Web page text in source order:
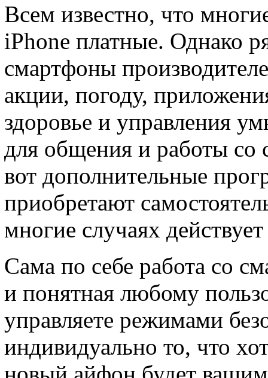
Всем известно, что
iPhone платные. Однако
смартфоны
акции, погоду,
здоровье и управления
для общения и работы со
вот дополнительные
приобретают
многие случаях
Сама по себе работа со
и понятная любому
управляете режимами
индивидуально то, что